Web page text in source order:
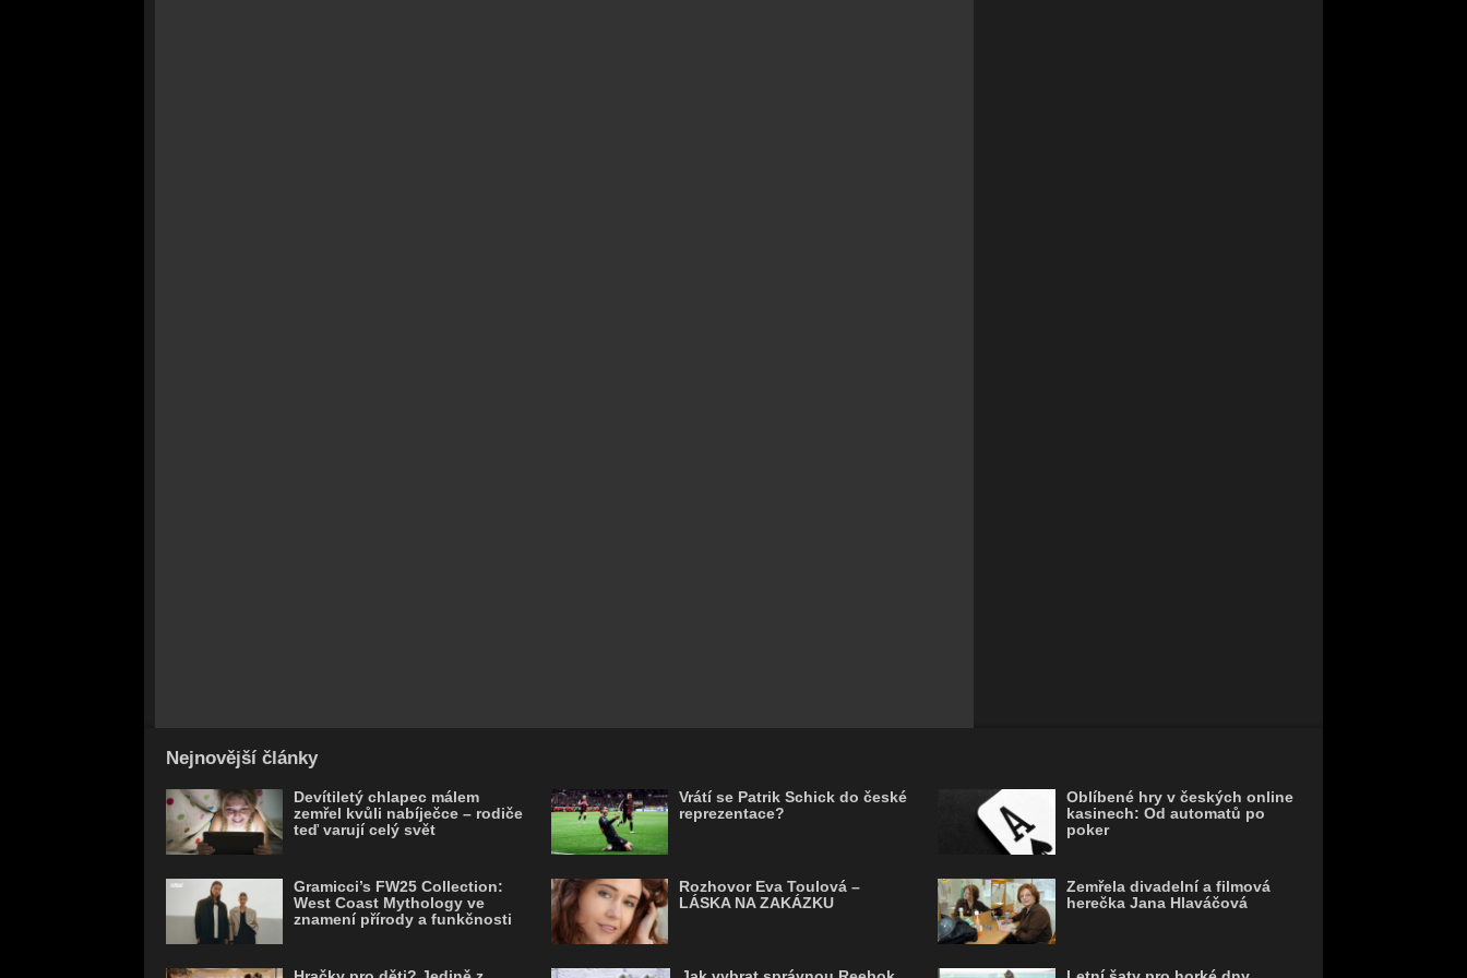
Nejnovější články
Devítiletý chlapec málem
zemřel kvůli nabíječce – rodiče
teď varují celý svět
Gramicci’s FW25 Collection:
West Coast Mythology ve
znamení přírody a funkčnosti
Vrátí se Patrik Schick do české
reprezentace?
Rozhovor Eva Toulová –
LÁSKA NA ZAKÁZKU
Oblíbené hry v českých online
kasinech: Od automatů po
poker
Zemřela divadelní a filmová
herečka Jana Hlaváčová